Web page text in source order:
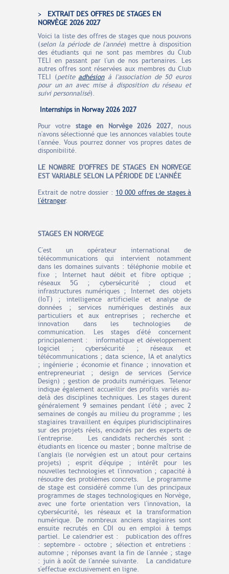
EXTRAIT DES OFFRES DE STAGES EN
NORVÈGE 2026 2027
Voici la liste des offres de stages que nous pouvons
(selon la période de l'année) mettre à disposition
des étudiants qui ne sont pas membres du Club
TELI en passant par l'un de nos partenaires. Les
autres offres sont réservées aux membres du Club
TELI (petite adhésionà l'association de 50 euros
pour un an avec mise à disposition du réseau et
suivi personnalisé).
Internships in Norway 2026 2027
Pour votre stage en Norvège 2026 2027, nous
n'avons sélectionné que les annonces valables toute
l'année. Vous pourrez donner vos propres dates de
disponibilité.
LE NOMBRE D'OFFRESDE STAGES EN NORVEGE
EST VARIABLE SELON LA PÉRIODE DE L'ANNÉE
Extrait de notre dossier : 10 000 offres de stages à
l'étranger.
STAGES EN NORVEGE
C'est un opérateur international de
télécommunications qui intervient notamment
dans les domaines suivants : téléphonie mobile et
fixe ; Internet haut débit et fibre optique ;
réseaux 5G ; cybersécurité ; cloud et
infrastructures numériques ; Internet des objets
(IoT) ; intelligence artificielle et analyse de
données ; services numériques destinés aux
particuliers et aux entreprises ; recherche et
innovation dans les technologies de
communication. Les stages d'été concernent
principalement : informatique et développement
logiciel ; cybersécurité ; réseaux et
télécommunications ; data science, IA et analytics
; ingénierie ; économie et finance ; innovation et
entrepreneuriat ; design de services (Service
Design) ; gestion de produits numériques. Telenor
indique également accueillir des profils variés au-
delà des disciplines techniques. Les stages durent
généralement 9 semaines pendant l'été ; avec 2
semaines de congés au milieu du programme ; les
stagiaires travaillent en équipes pluridisciplinaires
sur des projets réels, encadrés par des experts de
l'entreprise. Les candidats recherchés sont :
étudiants en licence ou master ; bonne maîtrise de
l'anglais (le norvégien est un atout pour certains
projets) ; esprit d'équipe ; intérêt pour les
nouvelles technologies et l'innovation ; capacité à
résoudre des problèmes concrets. Le programme
de stage est considéré comme l'un des principaux
programmes de stages technologiques en Norvège,
avec une forte orientation vers l'innovation, la
cybersécurité, les réseaux et la transformation
numérique. De nombreux anciens stagiaires sont
ensuite recrutés en CDI ou en emploi à temps
partiel. Le calendrier est : publication des offres
: septembre – octobre ; sélection et entretiens :
automne ; réponses avant la fin de l'année ; stage
: juin à août de l'année suivante. La candidature
s'effectue exclusivement en ligne.